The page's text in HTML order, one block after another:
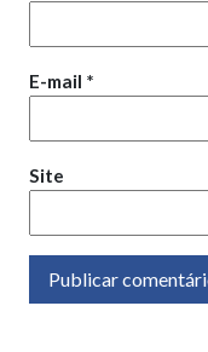
E-mail *
Site